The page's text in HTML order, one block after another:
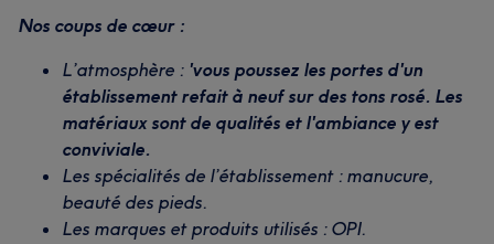
Nos coups de cœur :
L’atmosphère : 'vous poussez les portes d'un
établissement refait à neuf sur des tons rosé. Les
matériaux sont de qualités et l'ambiance y est
conviviale.
Les spécialités de l’établissement : manucure,
beauté des pieds.
Les marques et produits utilisés : OPI.